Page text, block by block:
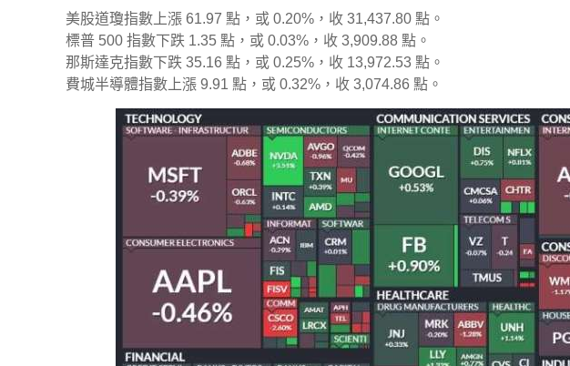
美股道瓊指數上漲 61.97 點，或 0.20%，收 31,437.80 點。
標普 500 指數下跌 1.35 點，或 0.03%，收 3,909.88 點。
那斯達克指數下跌 35.16 點，或 0.25%，收 13,972.53 點。
費城半導體指數上漲 9.91 點，或 0.32%，收 3,074.86 點。